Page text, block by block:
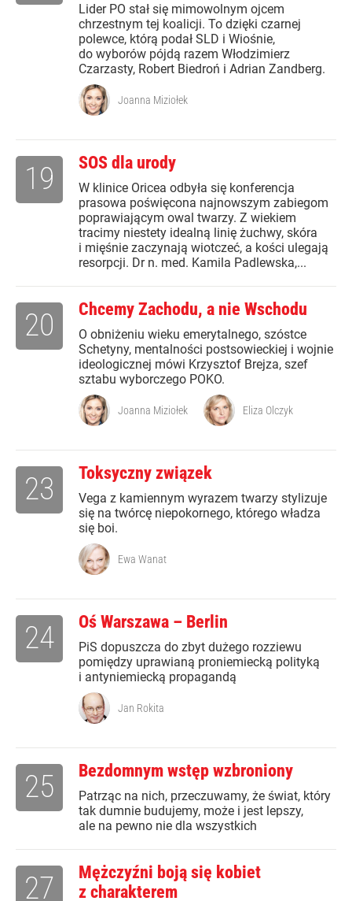
Lider PO stał się mimowolnym ojcem
chrzestnym tej koalicji. To dzięki czarnej
polewce, którą podał SLD i Wiośnie,
do wyborów pójdą razem Włodzimierz
Czarzasty, Robert Biedroń i Adrian Zandberg.
Joanna Miziołek
SOS dla urody
W klinice Oricea odbyła się konferencja
prasowa poświęcona najnowszym zabiegom
poprawiającym owal twarzy. Z wiekiem
tracimy niestety idealną linię żuchwy, skóra
i mięśnie zaczynają wiotczeć, a kości ulegają
resorpcji. Dr n. med. Kamila Padlewska,...
19
Chcemy Zachodu, a nie Wschodu
O obniżeniu wieku emerytalnego, szóstce
Schetyny, mentalności postsowieckiej i wojnie
ideologicznej mówi Krzysztof Brejza, szef
sztabu wyborczego POKO.
20
Joanna Miziołek Eliza Olczyk
Toksyczny związek
Vega z kamiennym wyrazem twarzy stylizuje
się na twórcę niepokornego, którego władza
się boi.
23
Ewa Wanat
Oś Warszawa – Berlin
PiS dopuszcza do zbyt dużego rozziewu
pomiędzy uprawianą proniemiecką polityką
i antyniemiecką propagandą
24
Jan Rokita
Bezdomnym wstęp wzbroniony
Patrząc na nich, przeczuwamy, że świat, który
tak dumnie budujemy, może i jest lepszy,
ale na pewno nie dla wszystkich
25
Mężczyźni boją się kobiet
z charakterem
27